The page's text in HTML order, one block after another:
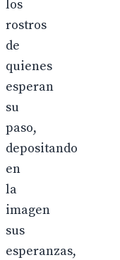
los
rostros
de
quienes
esperan
su
paso,
depositando
en
la
imagen
sus
esperanzas,